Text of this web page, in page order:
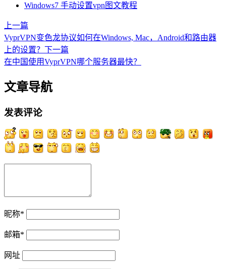
Windows7 手动设置vpn图文教程
上一篇
VyprVPN变色龙协议如何在Windows, Mac，Android和路由器
上的设置？ 下一篇
在中国使用VyprVPN哪个服务器最快？
文章导航
发表评论
昵称*
邮箱*
网址